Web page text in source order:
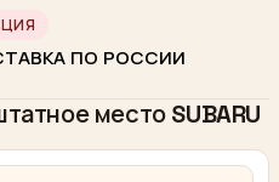
ПО РОССИИ
место SUBARU